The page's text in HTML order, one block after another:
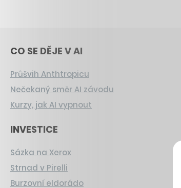
CO SE DĚJE V AI
Průšvih Anthtropicu
Nečekaný směr AI závodu
Kurzy, jak AI vypnout
INVESTICE
Sázka na Xerox
Strnad v Pirelli
Burzovní eldorádo